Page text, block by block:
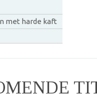
met harde kaft